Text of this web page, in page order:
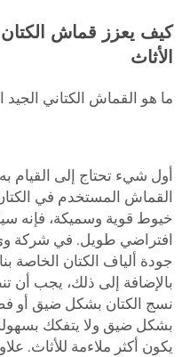
كيف يعزز قماش الكتان
الأثاث
ما هو القماش الكتاني
أول شيء تحتاج إلى
القماش المستخدم في
خيوط قوية وسميكة، فإنه
افتراضي طويل. في شركة
جودة ألياف الكتان الخاصة
بالإضافة إلى ذلك، يجب أن
نسج الكتان بشكل ضيق أو
بشكل ضيق ولا يتفكك
يكون أكثر ملاءمة للأثاث.